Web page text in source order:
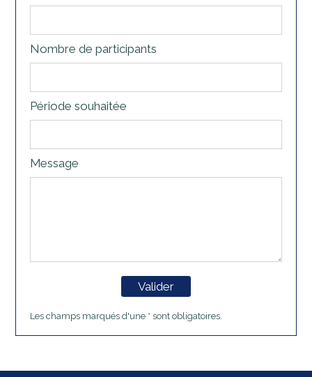
Nombre de participants
Période souhaitée
Message
Valider
Les champs marqués d'une * sont obligatoires.